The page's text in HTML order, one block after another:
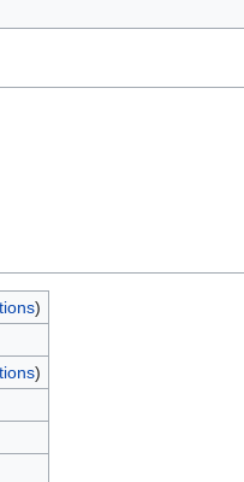
)
)